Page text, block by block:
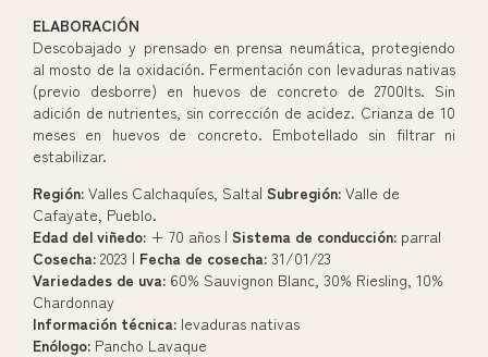
ELABORACIÓN
Descobajado y prensado en prensa neumática, protegiendo
al mosto de la oxidación. Fermentación con levaduras nativas
(previo desborre) en huevos de concreto de 2700lts. Sin
adición de nutrientes, sin corrección de acidez. Crianza de 10
meses en huevos de concreto. Embotellado sin filtrar ni
estabilizar.
Región: Valles Calchaquíes, Salta| Subregión: Valle de
Cafayate, Pueblo.
Edad del viñedo: + 70 años | Sistema de conducción: parral
Cosecha: 2023 | Fecha de cosecha: 31/01/23
Variedades de uva: 60% Sauvignon Blanc, 30% Riesling, 10%
Chardonnay
Información técnica: levaduras nativas
Enólogo: Pancho Lavaque